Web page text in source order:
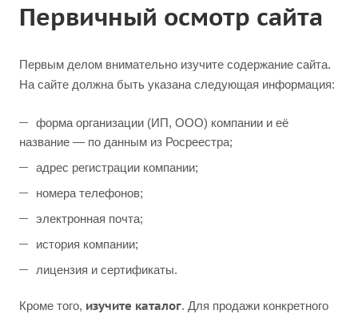
Первичный осмотр сайта
Первым делом внимательно изучите содержание сайта.
На сайте должна быть указана следующая информация:
форма организации (ИП, ООО) компании и её
название — по данным из Росреестра;
адрес регистрации компании;
номера телефонов;
электронная почта;
история компании;
лицензия и сертификаты.
Кроме того, изучите каталог. Для продажи конкретного